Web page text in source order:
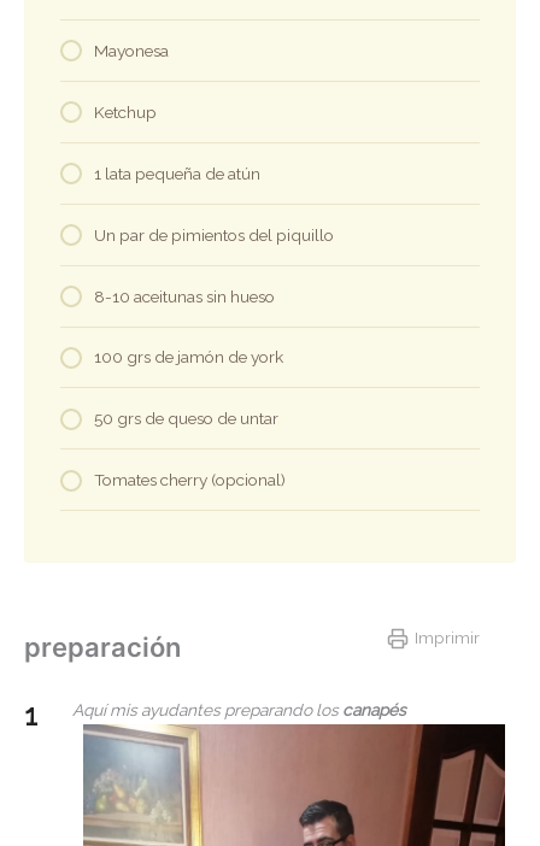
Mayonesa
Ketchup
1 lata pequeña de atún
Un par de pimientos del piquillo
8-10 aceitunas sin hueso
100 grs de jamón de york
50 grs de queso de untar
Tomates cherry (opcional)
Imprimir
preparación
Aquí mis ayudantes preparando loscanapés